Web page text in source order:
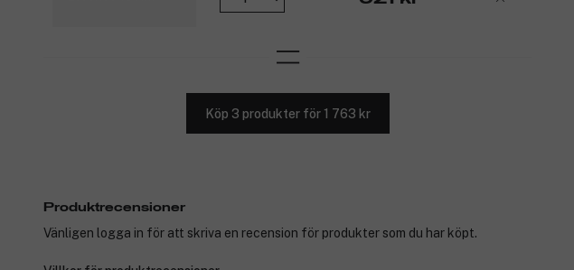
Köp 3 produkter för 1 763 kr
Produktrecensioner
Vänligen logga in för att skriva en recension för produkter som du har köpt.